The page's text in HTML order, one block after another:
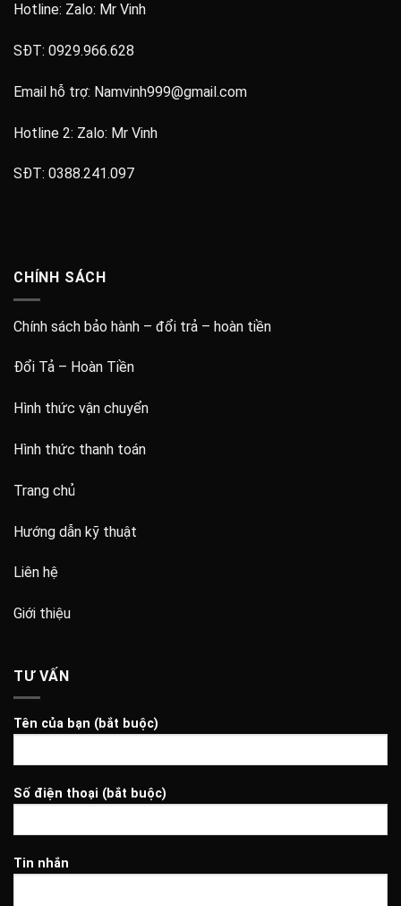
Hotline: Zalo: Mr Vinh
SĐT: 0929.966.628
Email hỗ trợ: Namvinh999@gmail.com
Hotline 2: Zalo: Mr Vinh
SĐT: 0388.241.097
CHÍNH SÁCH
Chính sách bảo hành – đổi trả – hoàn tiền
Đổi Tả – Hoàn Tiền
Hình thức vận chuyển
Hình thức thanh toán
Trang chủ
Hướng dẫn kỹ thuật
Liên hệ
Giới thiệu
TƯ VẤN
Tên của bạn (bắt buộc)
Số điện thoại (bắt buộc)
Tin nhắn